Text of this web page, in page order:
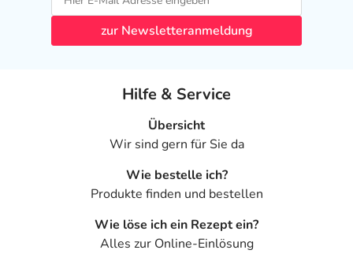
zur Newsletteranmeldung
Hilfe & Service
Übersicht
Wir sind gern für Sie da
Wie bestelle ich?
Produkte finden und bestellen
Wie löse ich ein Rezept ein?
Alles zur Online-Einlösung